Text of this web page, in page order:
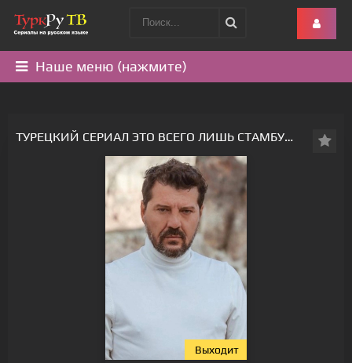
Наше меню (нажмите)
ТУРЕЦКИЙ СЕРИАЛ ЭТО ВСЕГО ЛИШЬ СТАМБУЛ - ВСЕ СЕРИИ
Выходит